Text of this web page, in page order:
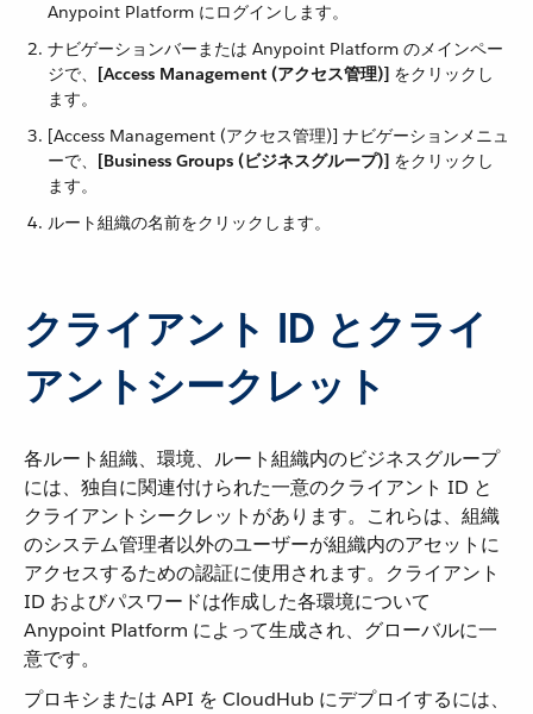
Anypoint Platform にログインします。
ナビゲーションバーまたは Anypoint Platform のメインペー
ジで、​ [Access Management (アクセス管理)] ​ をクリックし
ます。
[Access Management (アクセス管理)] ナビゲーションメニュ
ーで、​ [Business Groups (ビジネスグループ)] ​ をクリックし
ます。
ルート組織の名前をクリックします。
クライアント ID とクライ
アントシークレット
各ルート組織、環境、ルート組織内のビジネスグループ
には、独自に関連付けられた一意のクライアント ID と
クライアントシークレットがあります。これらは、組織
のシステム管理者以外のユーザーが組織内のアセットに
アクセスするための認証に使用されます。クライアント
ID およびパスワードは作成した各環境について
Anypoint Platform によって生成され、グローバルに一
意です。
プロキシまたは API を CloudHub にデプロイするには、